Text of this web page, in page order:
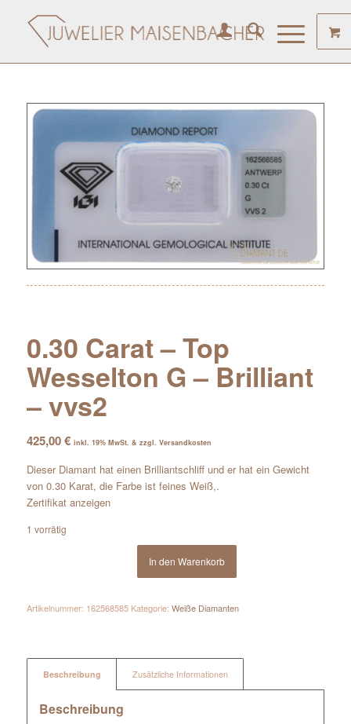
0.30 Carat – Top
Wesselton G – Brilliant
– vvs2
425,00€ inkl. 19% MwSt. & zzgl. Versandkosten
Dieser Diamant hat einen Brilliantschliff und er hat ein Gewicht
von 0.30 Karat, die Farbe ist feines Weiß,.
Zertifikat anzeigen
1 vorrätig
In den Warenkorb
Artikelnummer: 162568585 Kategorie: Weiße Diamanten
Beschreibung Zusätzliche Informationen
Beschreibung